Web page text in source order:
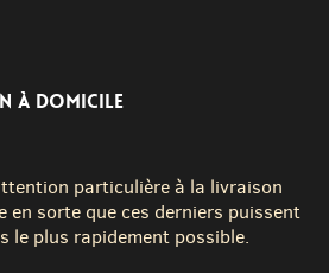
à domicile
particulière à la livraison
en sorte que ces derniers puissent
le plus rapidement possible.